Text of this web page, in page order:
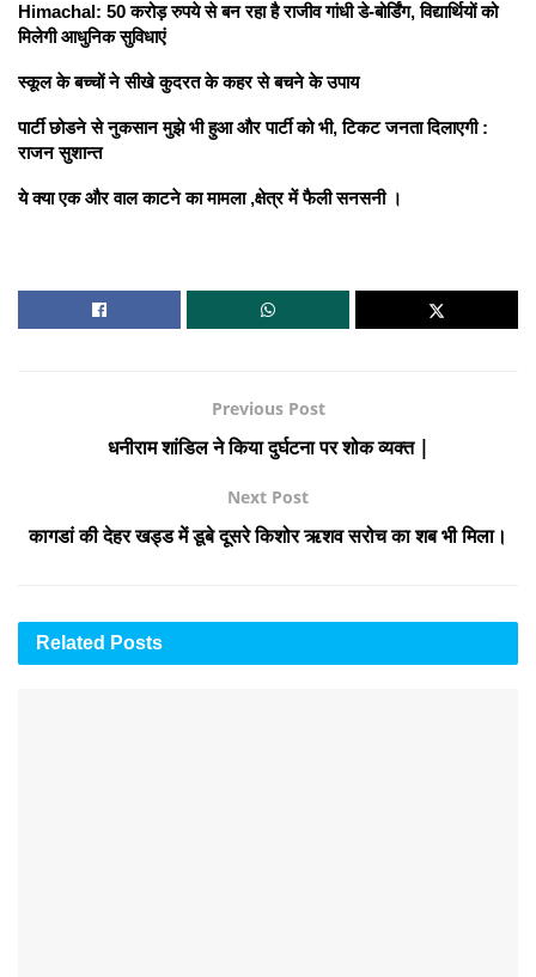
Himachal: 50 करोड़ रुपये से बन रहा है राजीव गांधी डे-बोर्डिंग, विद्यार्थियों को
मिलेगी आधुनिक सुविधाएं
स्कूल के बच्चों ने सीखे कुदरत के कहर से बचने के उपाय
पार्टी छोडने से नुकसान मुझे भी हुआ और पार्टी को भी, टिकट जनता दिलाएगी :
राजन सुशान्त
ये क्या एक और वाल काटने का मामला ,क्षेत्र में फैली सनसनी ।
Previous Post
धनीराम शांडिल ने किया दुर्घटना पर शोक व्यक्त |
Next Post
कागडां की देहर खड्ड में डूबे दूसरे किशोर ऋशव सरोच का शब भी मिला।
Related Posts